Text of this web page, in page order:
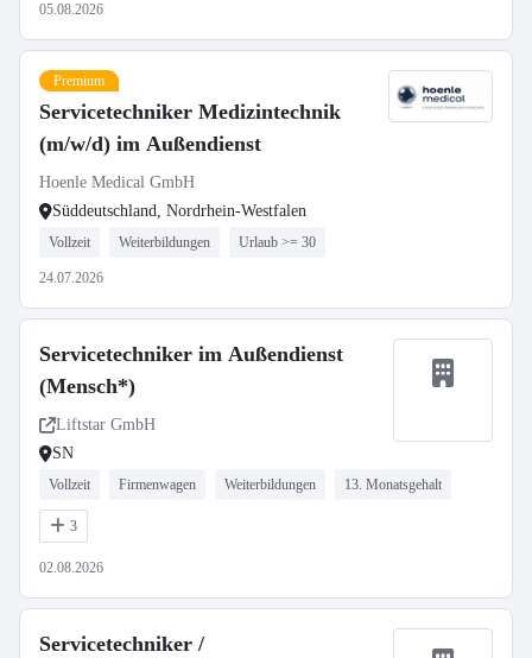
05.08.2026
Premium
Servicetechniker Medizintechnik
(m/w/d) im Außendienst
Hoenle Medical GmbH
Süddeutschland, Nordrhein-Westfalen
Vollzeit Weiterbildungen Urlaub >= 30
24.07.2026
Servicetechniker im Außendienst
(Mensch*)
Liftstar GmbH
SN
Vollzeit Firmenwagen Weiterbildungen 13. Monatsgehalt
3
02.08.2026
Servicetechniker /